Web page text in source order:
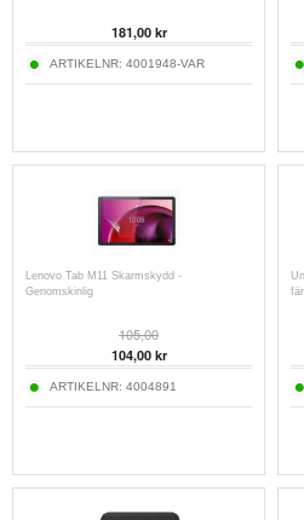
181,00kr
ARTIKELNR: 4001948-VAR
Lenovo Tab M11 Skarmskydd -
Genomskinlig
105,00
104,00kr
ARTIKELNR: 4004891